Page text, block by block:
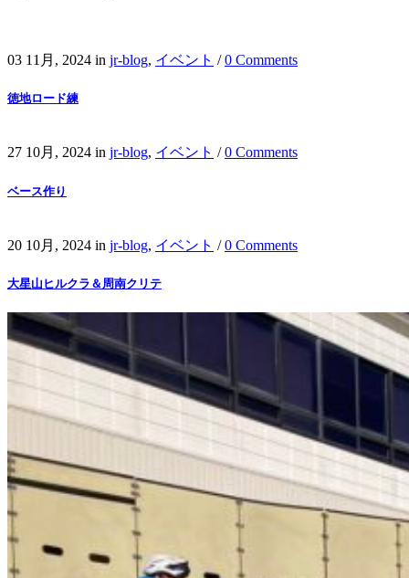
03 11月, 2024 in jr-blog, イベント /0 Comments
徳地ロード練
27 10月, 2024 in jr-blog, イベント /0 Comments
ベース作り
20 10月, 2024 in jr-blog, イベント /0 Comments
大星山ヒルクラ＆周南クリテ